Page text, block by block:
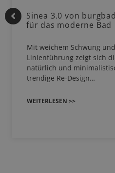
Sinea 3.0 von
für das moderne Bad
Mit weichem Schwung
Linienführung zeigt sich
natürlich und
trendige Re-Design…
WEITERLESEN >>